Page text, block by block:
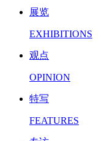
展览
EXHIBITIONS
观点
OPINION
特写
FEATURES